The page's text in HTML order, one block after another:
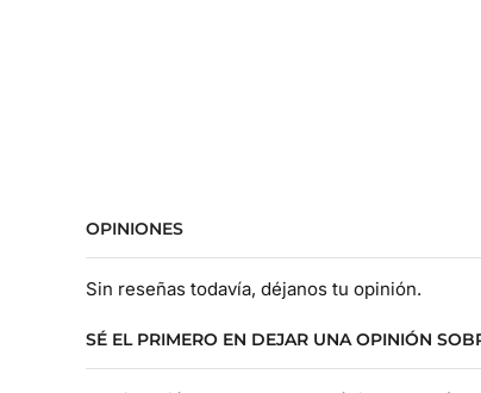
OPINIONES
Sin reseñas todavía, déjanos tu opinión.
SÉ EL PRIMERO EN DEJAR UNA OPINIÓN